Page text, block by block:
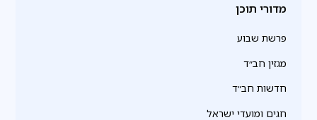
מדורי תוכן
פרשת שבוע
מגזין חב״ד
חדשות חב״ד
חגים ומועדי ישראל